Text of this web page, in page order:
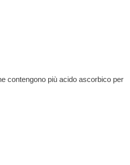
contengono più acido ascorbico per